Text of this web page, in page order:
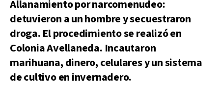
Allanamiento por narcomenudeo:
detuvieron a un hombre y secuestraron
droga. El procedimiento se realizó en
Colonia Avellaneda. Incautaron
marihuana, dinero, celulares y un sistema
de cultivo en invernadero.